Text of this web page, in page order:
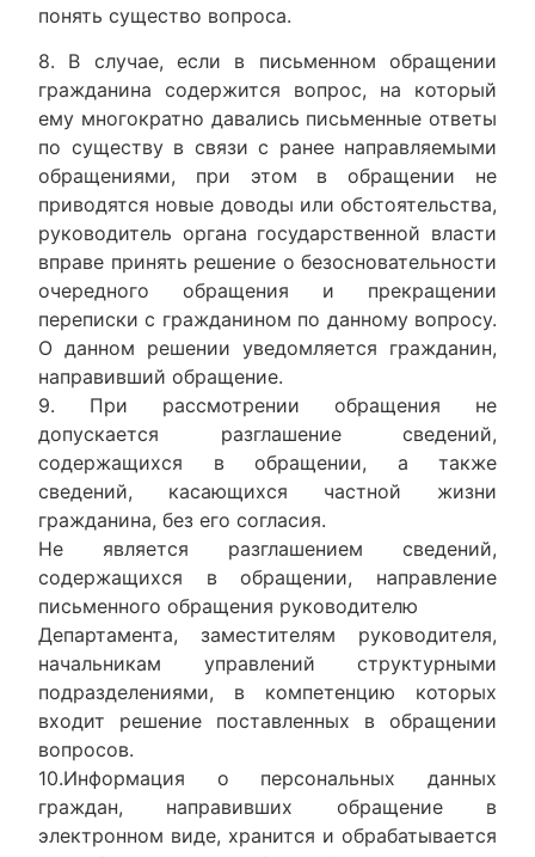
понять существо вопроса.
8. В случае, если в письменном обращении
гражданина содержится вопрос, на который
ему многократно давались письменные ответы
по существу в связи с ранее направляемыми
обращениями, при этом в обращении не
приводятся новые доводы или обстоятельства,
руководитель органа государственной власти
вправе принять решение о безосновательности
очередного обращения и прекращении
переписки с гражданином по данному вопросу.
О данном решении уведомляется гражданин,
направивший обращение.
9. При рассмотрении обращения не
допускается разглашение сведений,
содержащихся в обращении, а также
сведений, касающихся частной жизни
гражданина, без его согласия.
Не является разглашением сведений,
содержащихся в обращении, направление
письменного обращения руководителю
Департамента, заместителям руководителя,
начальникам управлений структурными
подразделениями, в компетенцию которых
входит решение поставленных в обращении
вопросов.
10.Информация о персональных данных
граждан, направивших обращение в
электронном виде, хранится и обрабатывается